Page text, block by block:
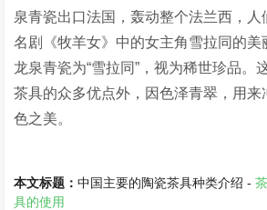
泉青瓷出口法国，轰动整个法兰西，人
名剧《牧羊女》中的女主角雪拉同的
龙泉青瓷为“雪拉同”，视为稀世珍品。
茶具的众多优点外，因色泽青翠，用来
色之美。
本文标题：中国主要的陶瓷茶具种类介绍 -
具的使用